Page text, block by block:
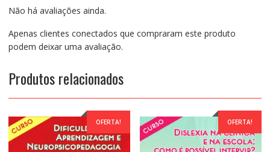
de
Cintia
Caetano
Não há avaliações ainda.
Apenas clientes conectados que compraram este produto
podem deixar uma avaliação.
Produtos relacionados
OFERTA! OFERTA!